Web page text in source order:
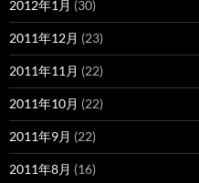
2012年1月 (30)
2011年12月 (23)
2011年11月 (22)
2011年10月 (22)
2011年9月 (22)
2011年8月 (16)